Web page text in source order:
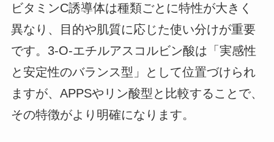
ビタミンC誘導体は種類ごとに特性が大きく
異なり、目的や肌質に応じた使い分けが重要
です。3-O-エチルアスコルビン酸は「実感性
と安定性のバランス型」として位置づけられ
ますが、APPSやリン酸型と比較することで、
その特徴がより明確になります。